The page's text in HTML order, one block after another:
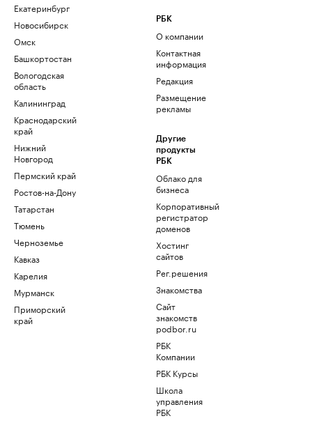
Екатеринбург
Новосибирск
Омск
Башкортостан
Вологодская
область
Калининград
Краснодарский
край
Нижний
Новгород
Пермский край
Ростов-на-Дону
Татарстан
Тюмень
Черноземье
Кавказ
Карелия
Мурманск
Приморский
край
РБК
О компании
Контактная
информация
Редакция
Размещение
рекламы
Другие
продукты
РБК
Облако для
бизнеса
Корпоративный
регистратор
доменов
Хостинг
сайтов
Рег.решения
Знакомства
Сайт
знакомств
podbor.ru
РБК
Компании
РБК Курсы
Школа
управления
РБК